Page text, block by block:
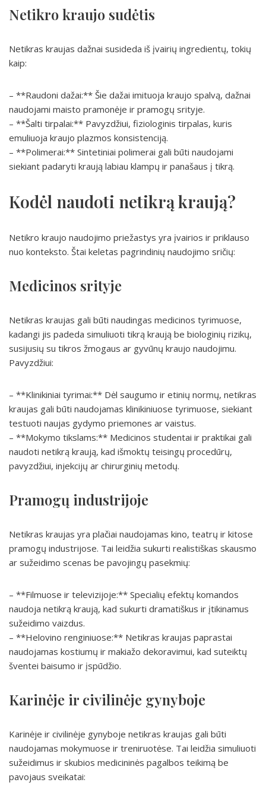
Netikro kraujo sudėtis
Netikras kraujas dažnai susideda iš įvairių ingredientų, tokių
kaip:
– **Raudoni dažai:** Šie dažai imituoja kraujo spalvą, dažnai
naudojami maisto pramonėje ir pramogų srityje.
– **Šalti tirpalai:** Pavyzdžiui, fiziologinis tirpalas, kuris
emuliuoja kraujo plazmos konsistenciją.
– **Polimerai:** Sintetiniai polimerai gali būti naudojami
siekiant padaryti kraują labiau klampų ir panašaus į tikrą.
Kodėl naudoti netikrą kraują?
Netikro kraujo naudojimo priežastys yra įvairios ir priklauso
nuo konteksto. Štai keletas pagrindinių naudojimo sričių:
Medicinos srityje
Netikras kraujas gali būti naudingas medicinos tyrimuose,
kadangi jis padeda simuliuoti tikrą kraują be biologinių rizikų,
susijusių su tikros žmogaus ar gyvūnų kraujo naudojimu.
Pavyzdžiui:
– **Klinikiniai tyrimai:** Dėl saugumo ir etinių normų, netikras
kraujas gali būti naudojamas klinikiniuose tyrimuose, siekiant
testuoti naujas gydymo priemones ar vaistus.
– **Mokymo tikslams:** Medicinos studentai ir praktikai gali
naudoti netikrą kraują, kad išmoktų teisingų procedūrų,
pavyzdžiui, injekcijų ar chirurginių metodų.
Pramogų industrijoje
Netikras kraujas yra plačiai naudojamas kino, teatrų ir kitose
pramogų industrijose. Tai leidžia sukurti realistiškas skausmo
ar sužeidimo scenas be pavojingų pasekmių:
– **Filmuose ir televizijoje:** Specialių efektų komandos
naudoja netikrą kraują, kad sukurti dramatiškus ir įtikinamus
sužeidimo vaizdus.
– **Helovino renginiuose:** Netikras kraujas paprastai
naudojamas kostiumų ir makiažo dekoravimui, kad suteiktų
šventei baisumo ir įspūdžio.
Karinėje ir civilinėje gynyboje
Karinėje ir civilinėje gynyboje netikras kraujas gali būti
naudojamas mokymuose ir treniruotėse. Tai leidžia simuliuoti
sužeidimus ir skubios medicininės pagalbos teikimą be
pavojaus sveikatai: